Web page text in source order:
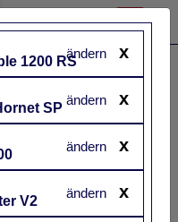
Suzuki
GSX-S 1000
13.969 €
Baujahr
von 2015
x
1200 RS
ändern
x
SP
ändern
x
ändern
x
V2
ändern